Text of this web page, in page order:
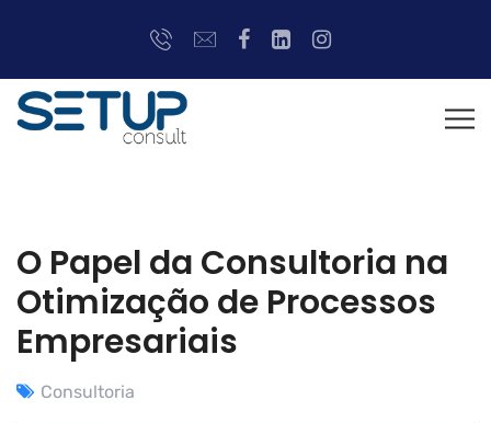
O Papel da Consultoria na
Otimização de Processos
Empresariais
Consultoria